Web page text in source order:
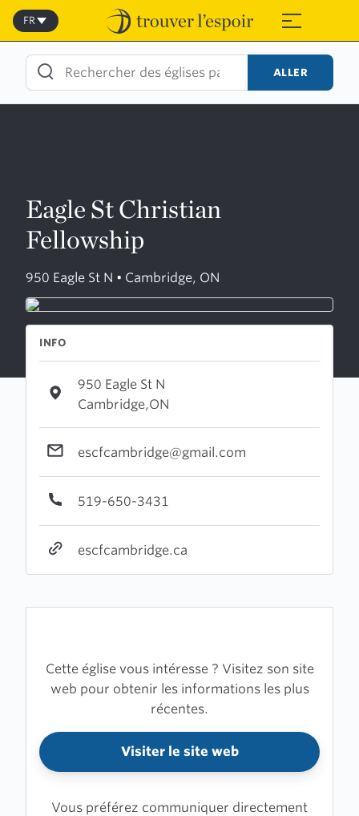
Skip
content
≡
FR
ALLER
Eagle St Christian
Fellowship
950 Eagle St N • Cambridge, ON
INFO
950 Eagle St N
Cambridge,ON
escfcambridge@gmail.com
519-650-3431
escfcambridge.ca
Cette église vous intéresse ? Visitez son site
web pour obtenir les informations les plus
récentes.
Visiter le site web
Vous préférez communiquer directement